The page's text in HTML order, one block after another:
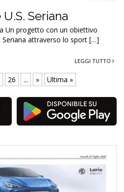
Seriana
Un progetto con un obiettivo
Seriana attraverso lo sport […]
LEGGI TUTTO
26 ... » Ultima »